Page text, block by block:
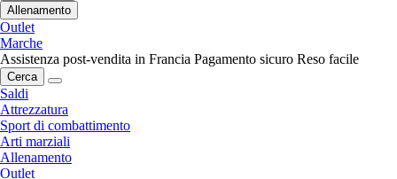
Allenamento
Outlet
Marche
Assistenza post-vendita in Francia Pagamento sicuro Reso facile
Cerca
Saldi
Attrezzatura
Sport di combattimento
Arti marziali
Allenamento
Outlet